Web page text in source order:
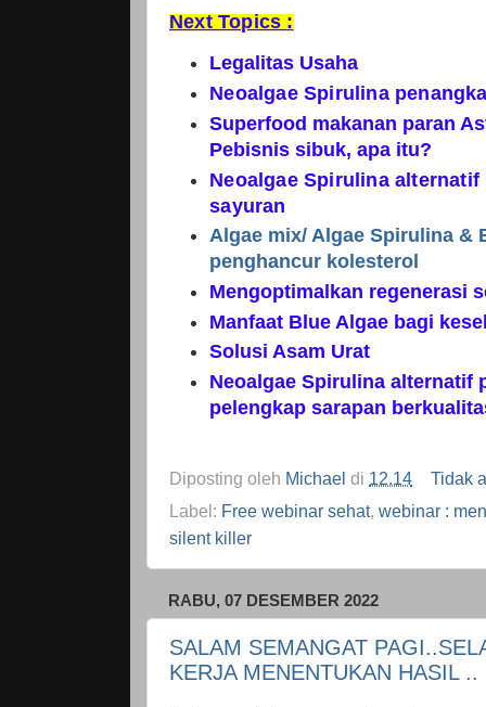
Next Topics :
Legalitas Usaha
Neoalgae Spirulina
Superfood makanan paran
Pebisnis sibuk, apa itu?
Neoalgae Spirulina
sayuran
Algae mix/ Algae Spirulina &
penghancur kolesterol
Mengoptimalkan regenerasi
Manfaat Blue Algae bagi
Solusi Asam Urat
Neoalgae Spirulina alternatif
pelengkap sarapan
Diposting oleh Michael di 12.14
Tidak
Label: Free webinar sehat, webinar :
silent killer
RABU, 07 DESEMBER 2022
SALAM SEMANGAT
KERJA MENENTUKAN HASIL ..